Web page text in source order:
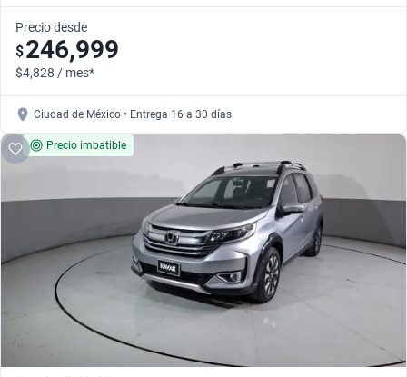
Precio desde
$246,999
$4,828 / mes*
Ciudad de México • Entrega 16 a 30 días
Precio imbatible